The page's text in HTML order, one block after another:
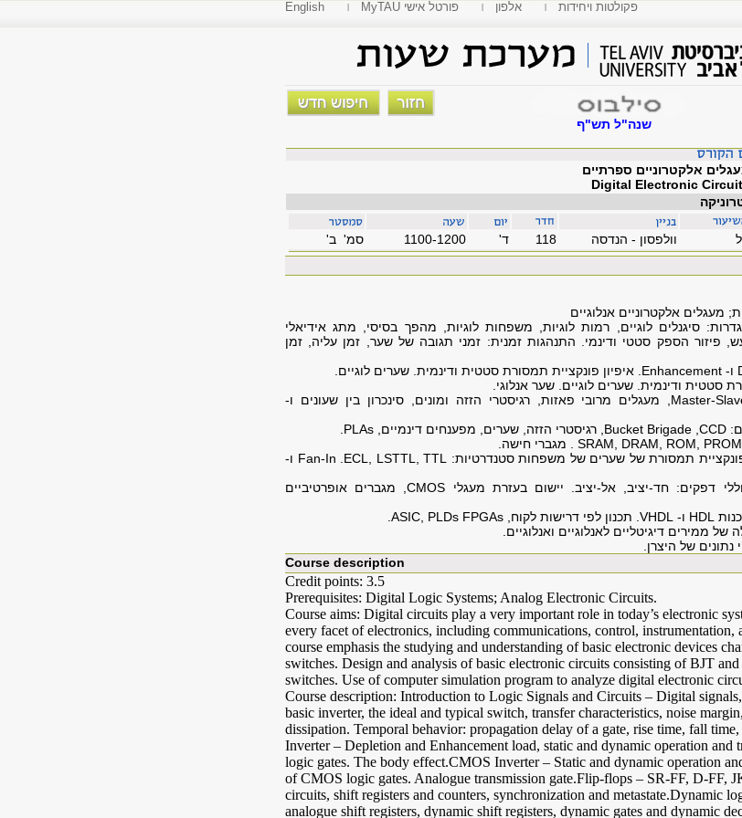
English MyTAU פורטל אישי אלפון פקולטות ויחידות
שנה"ל תש"ף
אלקטרוניים ספרתיים
Digital Electronic
סמ' ב' 1100-1200 'ד 118 וולפסון - הנדסה
מעגלים אלקטרוניים אנלוגיים
סיגנלים לוגיים, רמות לוגיות, משפחות לוגיות, מהפך בסיסי, מתג אידיאלי
פיזור הספק סטטי ודינמי. התנהגות זמנית: זמני תגובה של שער, זמן עליה, זמן
ו- Enhancement . איפיון פונקציית תמסורת סטטית ודינמית. שערים לוגיים.
סטטית ודינמית. שערים לוגיים. שער אנלוגי.
Master- , מעגלים מרובי פאזות, רגיסטרי הזזה ומונים, סינכרון בין שעונים ו-
CCD
Bucket Brigade , רגיסטרי הזזה, שערים, מפענחים דינמיים, PLAs
SRAM, DRAM, ROM, . מגברי חישה.
תמסורת של שערים של משפחות סטנדרטיות: ECL, LSTTL, TTL
Fan-In ו-
דפקים: חד-יציב, אל-יציב. יישום בעזרת מעגלי CMOS, מגברים אופרטיביים
HDL ו- VHDL . תכנון לפי דרישות לקוח, ASIC, PLDs FPGAs
של ממירים דיגיטליים לאנלוגיים ואנלוגיים.
של היצרן.
Course description
Credit points: 3.5
Prerequisites: Digital Logic Systems; Analog Electronic Circuits.
Course aims: Digital circuits play a very important role in today’s electronic
every facet of electronics, including communications, control, instrumentation,
course emphasis the studying and understanding of basic electronic devices
switches. Design and analysis of basic electronic circuits consisting of BJT
switches. Use of computer simulation program to analyze digital electronic
Course description: Introduction to Logic Signals and Circuits – Digital
basic inverter, the ideal and typical switch, transfer characteristics, noise
dissipation. Temporal behavior: propagation delay of a gate, rise time, fall
Inverter – Depletion and Enhancement load, static and dynamic operation and
logic gates. The body effect.CMOS Inverter – Static and dynamic operation
of CMOS logic gates. Analogue transmission gate.Flip-flops – SR-FF, D-FF,
circuits, shift registers and counters, synchronization and metastate.Dynamic
analogue shift registers, dynamic shift registers, dynamic gates and dynamic